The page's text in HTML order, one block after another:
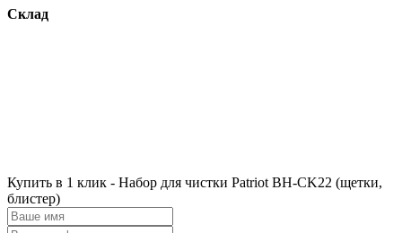
Склад
Купить в 1 клик - Набор для чистки Patriot BH-CK22 (щетки,
блистер)